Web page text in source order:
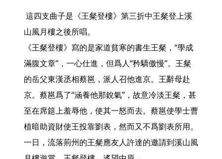
山風月樓之後所唱。
《王粲登樓》寫的是家道貧寒的書生王粲，“學成
滿腹文章”，一心仕進，但爲人“矜驕傲慢”。王粲
的岳父東漢丞相蔡邕，派人召他進京。王辭母赴
京。蔡邕爲了“涵養他那銳氣”，故意冷淡王粲，甚
至在席筵上羞辱他，使其一怒而去。蔡邕使學士曹
植暗助資財使王投靠劉表，然而又不爲劉表所用。
一日，流落荊州的王粲應友人許達的邀請到溪山風